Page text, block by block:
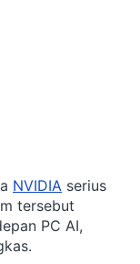
NVIDIA serius
tersebut
PC AI,